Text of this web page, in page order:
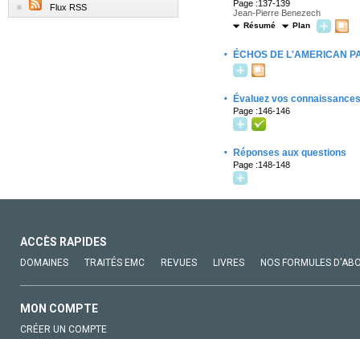
Flux RSS
Page :137-139
Jean-Pierre Benezech
Résumé Plan
· ÉCHOS DE L'AMERICAN
· Évaluez vos connaissances
Page :146-146
· Réponses aux questions
Page :148-148
ACCÈS RAPIDES
DOMAINES TRAITÉS EMC REVUES LIVRES NOS FORMULES
MON COMPTE
CRÉER UN COMPTE